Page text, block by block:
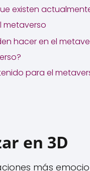
existen
metaverso
hacer en el
para el
en 3D
más